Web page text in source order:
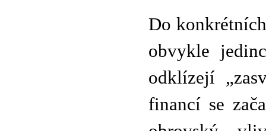
Do
obvykle
odklízejí
financí se